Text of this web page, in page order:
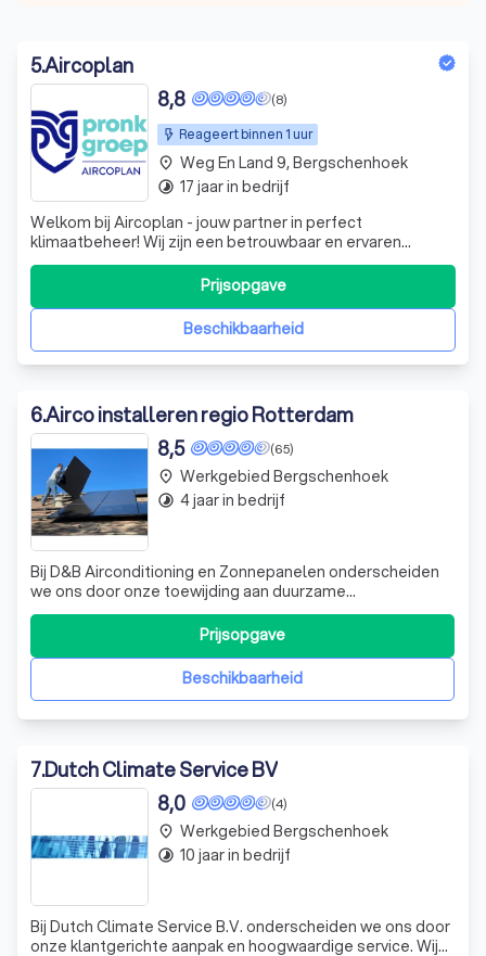
5.Aircoplan
Reageert binnen 1 uur
(8)
8,8
Welkom bij Aircoplan - jouw partner in perfect
klimaatbeheer! Wij zijn een betrouwbaar en ervaren
airconditioningsbedrijf dat gespecialiseerd is in het
leveren van comfortabele en energie-efficiënte
oplossingen. Als F-Gassen gecertificeerd bedrijf staan
we garant voor professionele installaties en o
Beschikbaarheid
Prijsopgave
place Weg En Land 9, Bergschenhoek
timelapse 17 jaar in bedrijf
6.Airco installeren regio Rotterdam
(65)
8,5
Bij D&B Airconditioning en Zonnepanelen onderscheiden
we ons door onze toewijding aan duurzame
energieoplossingen. Wij geloven dat investeren in
zonnepanelen niet alleen goed is voor het milieu, maar
ook voor uw portemonnee. Met de stijgende
elektriciteitsprijzen kunt u met onze zonnepanelen direct
Beschikbaarheid
Prijsopgave
place Werkgebied Bergschenhoek
timelapse 4 jaar in bedrijf
7.Dutch Climate Service BV
(4)
8,0
Bij Dutch Climate Service B.V. onderscheiden we ons door
onze klantgerichte aanpak en hoogwaardige service. Wij
place Werkgebied Bergschenhoek
timelapse 10 jaar in bedrijf